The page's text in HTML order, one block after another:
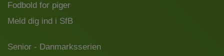
Fodbold for piger
Meld dig ind i SfB
Senior - Danmarksserien